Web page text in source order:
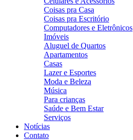
Coisas pra Casa
Coisas pra Escritório
Computadores e Eletrônicos
Imóveis
Aluguel de Quartos
Apartamentos
Casas
Lazer e Esportes
Moda e Beleza
Música
Para crianças
Saúde e Bem Estar
Serviços
Notícias
Contato